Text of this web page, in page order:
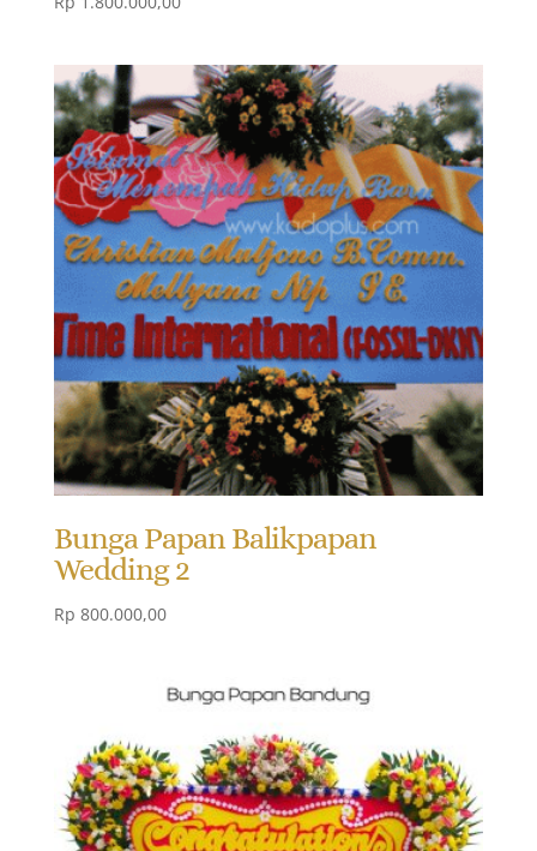
Bunga Papan Balikpapan
Wedding 2
Rp 800.000,00